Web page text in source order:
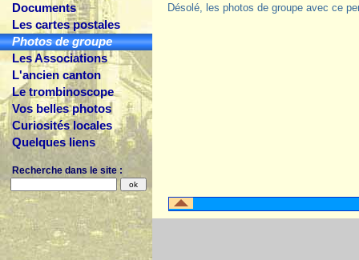
Documents
Les cartes postales
Photos de groupe
Les Associations
L'ancien canton
Le trombinoscope
Vos belles photos
Curiosités locales
Quelques liens
Recherche dans le site :
Désolé, les photos de groupe avec ce